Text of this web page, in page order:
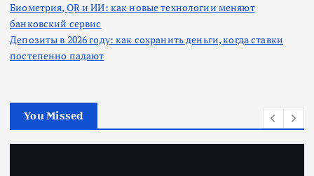
Биометрия, QR и ИИ: как новые технологии меняют
банковский сервис
Депозиты в 2026 году: как сохранить деньги, когда ставки
постепенно падают
You Missed